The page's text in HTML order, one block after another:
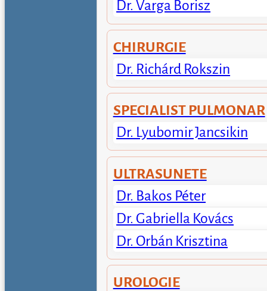
Dr. Varga Borisz
CHIRURGIE
Dr. Richárd Rokszin
SPECIALIST PULMONAR
Dr. Lyubomir Jancsikin
ULTRASUNETE
Dr. Bakos Péter
Dr. Gabriella Kovács
Dr. Orbán Krisztina
UROLOGIE